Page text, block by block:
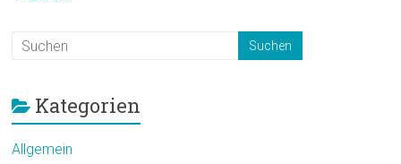
Kategorien
Allgemein